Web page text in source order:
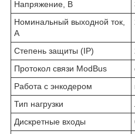
Напряжение, В
Номинальный выходной ток,
А
Степень защиты (IP)
Протокол связи ModBus
Работа с энкодером
Тип нагрузки
Дискретные входы